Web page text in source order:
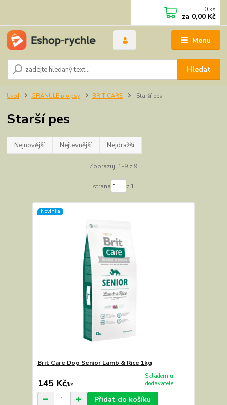
Menu
Hledat
0 ks
za 0,00 Kč
Úvod GRANULE pro psy BRIT CARE Starší pes
Starší pes
Nejnovější Nejlevnější Nejdražší
Zobrazuji 1-9 z 9
strana z 1
Novinka
Brit Care Dog Senior Lamb & Rice 1kg
145 Kč/ks
Skladem u
dodavatele
Přidat do košíku